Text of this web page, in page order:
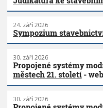
24. září 2026
Sympozium
30. září 2026
Propojené systémy
městech 21. století-
30. září 2026